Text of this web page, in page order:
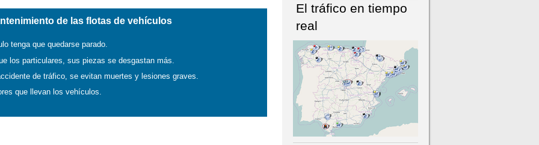
de las flotas de vehículos
tenga que quedarse parado.
los particulares, sus piezas se desgastan más.
de tráfico, se evitan muertes y lesiones graves.
que llevan los vehículos.
El tráfico en tiempo
real